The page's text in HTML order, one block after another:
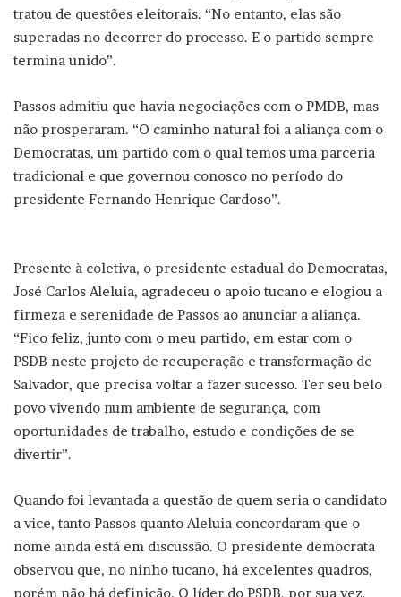
tratou de questões eleitorais. “No entanto, elas são
superadas no decorrer do processo. E o partido sempre
termina unido”.
Passos admitiu que havia negociações com o PMDB, mas
não prosperaram. “O caminho natural foi a aliança com o
Democratas, um partido com o qual temos uma parceria
tradicional e que governou conosco no período do
presidente Fernando Henrique Cardoso”.
Presente à coletiva, o presidente estadual do Democratas,
José Carlos Aleluia, agradeceu o apoio tucano e elogiou a
firmeza e serenidade de Passos ao anunciar a aliança.
“Fico feliz, junto com o meu partido, em estar com o
PSDB neste projeto de recuperação e transformação de
Salvador, que precisa voltar a fazer sucesso. Ter seu belo
povo vivendo num ambiente de segurança, com
oportunidades de trabalho, estudo e condições de se
divertir”.
Quando foi levantada a questão de quem seria o candidato
a vice, tanto Passos quanto Aleluia concordaram que o
nome ainda está em discussão. O presidente democrata
observou que, no ninho tucano, há excelentes quadros,
porém não há definição. O líder do PSDB, por sua vez,